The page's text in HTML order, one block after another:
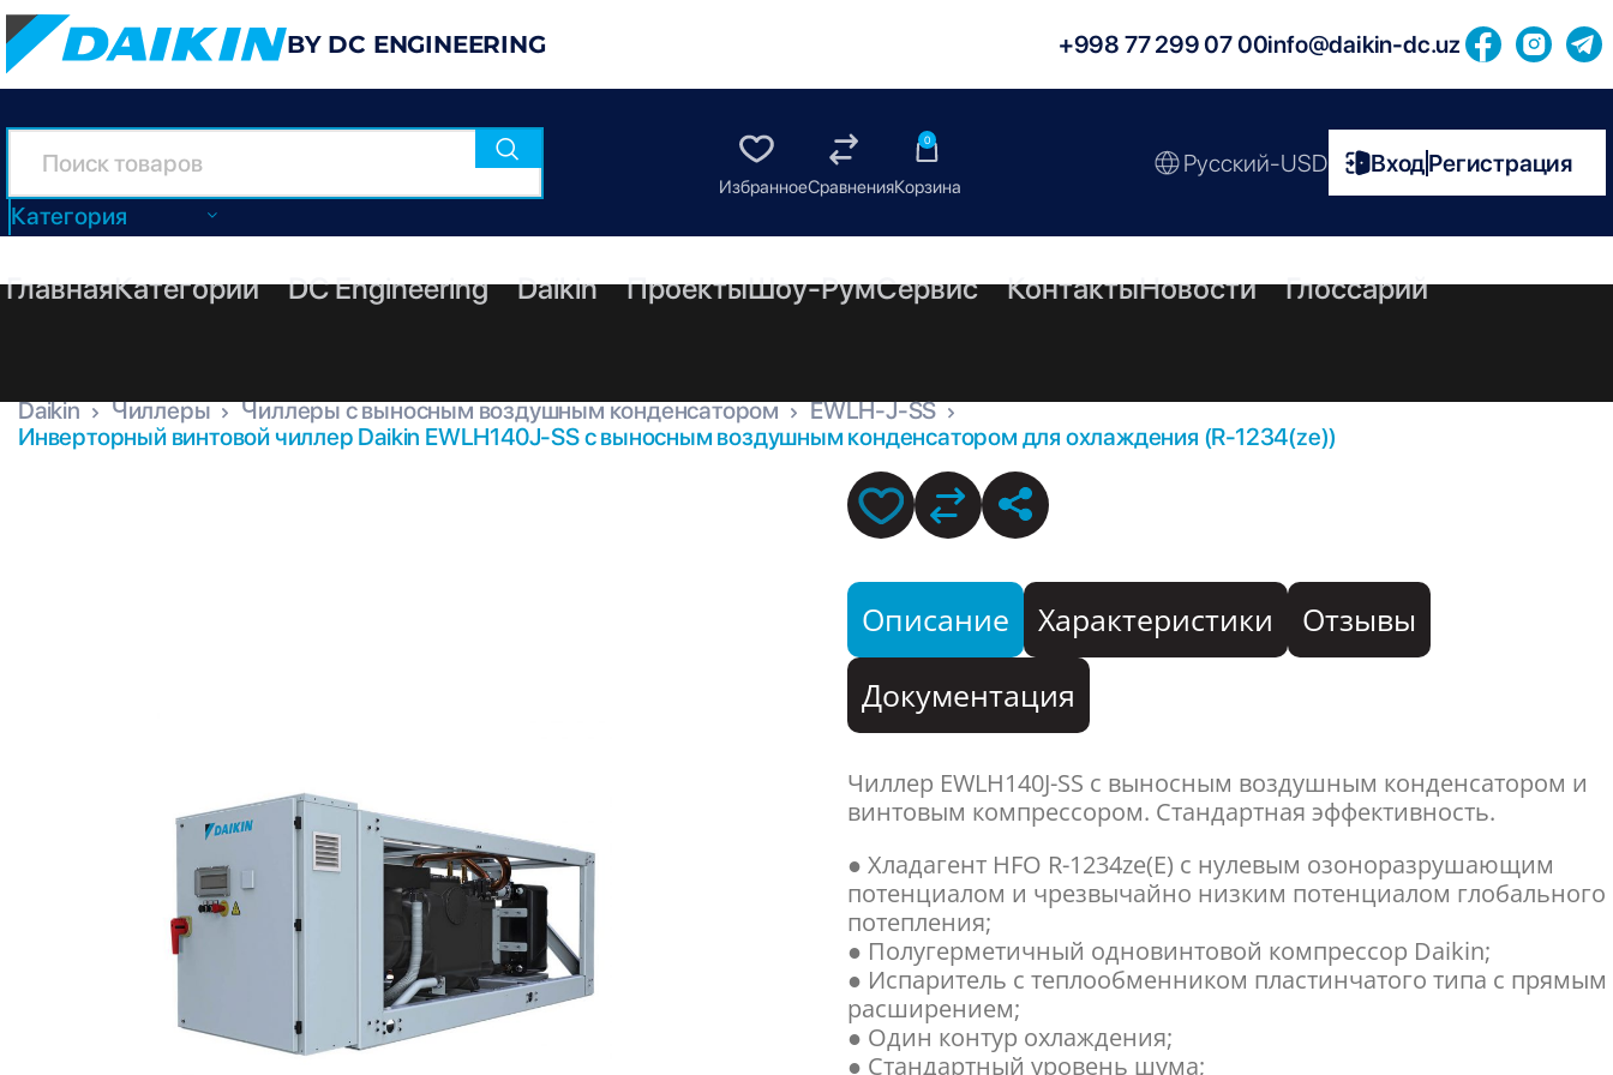
BY DC ENGINEERING +998 77 299 07 00info@daikin-dc.uz
Категория
0
Русский-USD ВходРегистрация
ГлавнаяКатегории DC Engineering Daikin ПроектыШоу-РумСервис КонтактыНовости Глоссарий
Daikin Чиллеры Чиллеры с выносным воздушным конденсатором
EWLH-J-SS
Инверторный винтовой чиллер Daikin EWLH140J-SS с выносным воздушным конденсатором для охлаждения (R-1234(ze))
Описание Характеристики
Отзывы
Документация
Чиллер EWLH140J-SS с выносным воздушным конденсатором и
винтовым компрессором. Стандартная эффективность.
● Хладагент HFO R-1234ze(E) с нулевым озоноразрушающим
потенциалом и чрезвычайно низким потенциалом глобального
потепления;
● Полугерметичный одновинтовой компрессор Daikin;
● Испаритель с теплообменником пластинчатого типа с прямым
расширением;
● Один контур охлаждения;
● Стандартный уровень шума;